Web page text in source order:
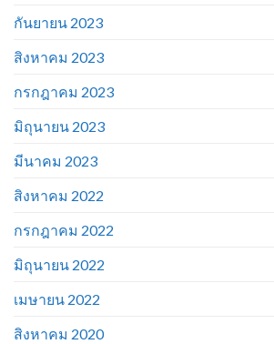
กันยายน 2023
สิงหาคม 2023
กรกฎาคม 2023
มิถุนายน 2023
มีนาคม 2023
สิงหาคม 2022
กรกฎาคม 2022
มิถุนายน 2022
เมษายน 2022
สิงหาคม 2020